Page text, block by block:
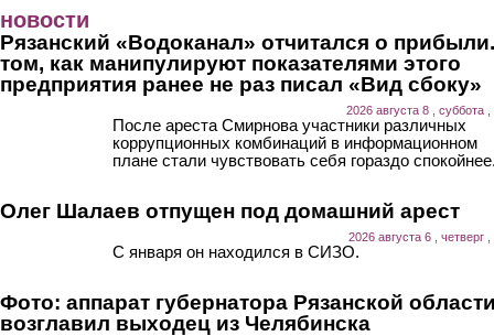
новости
Рязанский «Водоканал» отчитался о
том, как манипулируют показателями этого
предприятия ранее не раз писал «Вид сбоку»
2026 августа 8 , суббота ,
После ареста Смирнова участники различных
коррупционных комбинаций в информационном
плане стали чувствовать себя гораздо
Олег Шалаев отпущен под домашний арест
2026 августа 6 , четверг
С января он находился в СИЗО.
Фото: аппарат губернатора Рязанской
возглавил выходец из Челябинска